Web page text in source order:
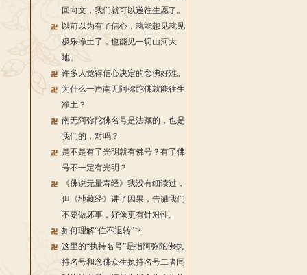
回向文，我们就可以遂往生愿了。
以前以为有了信心，就能想见就见
极乐净土了，也能见一切山河大
地。
许多人觉得信心决定的念佛好难。
为什么一声南无阿弥陀佛就能往生
净土？
南无阿弥陀佛名号是法藏的，也是
我们的，对吗？
是不是有了光明就有佛号？有了佛
号不一定有光明？
《佛说无量寿经》我没有细读过，
但《地藏经》讲了因果，告诫我们
不要做坏事，好像更有针对性。
如何理解“住不退转”？
这里的“执持名号”是指阿弥陀佛执
持名号和念佛众生执持名号二者同